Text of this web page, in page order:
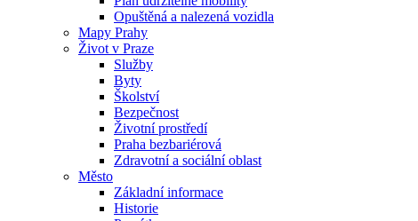
Opuštěná a nalezená vozidla
Mapy Prahy
Život v Praze
Služby
Byty
Školství
Bezpečnost
Životní prostředí
Praha bezbariérová
Zdravotní a sociální oblast
Město
Základní informace
Historie